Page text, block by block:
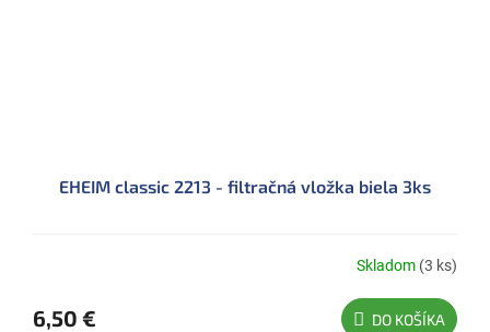
EHEIM classic 2213 - filtračná vložka biela 3ks
Skladom (3 ks)
6,50 € DO KOŠÍKA